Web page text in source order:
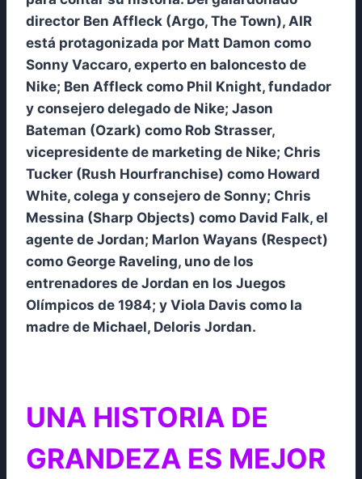
director Ben Affleck (Argo, The Town), AIR
está protagonizada por Matt Damon como
Sonny Vaccaro, experto en baloncesto de
Nike; Ben Affleck como Phil Knight, fundador
y consejero delegado de Nike; Jason
Bateman (Ozark) como Rob Strasser,
vicepresidente de marketing de Nike; Chris
Tucker (Rush Hourfranchise) como Howard
White, colega y consejero de Sonny; Chris
Messina (Sharp Objects) como David Falk, el
agente de Jordan; Marlon Wayans (Respect)
como George Raveling, uno de los
entrenadores de Jordan en los Juegos
Olímpicos de 1984; y Viola Davis como la
madre de Michael, Deloris Jordan.
UNA HISTORIA DE
GRANDEZA ES MEJOR